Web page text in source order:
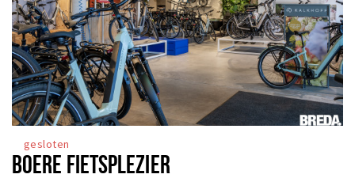
gesloten
BOERE FIETSPLEZIER